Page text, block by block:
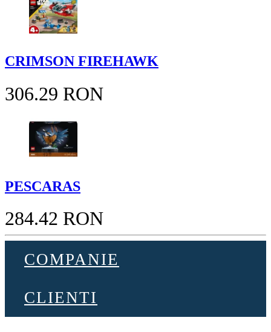
CRIMSON FIREHAWK
306.29 RON
PESCARAS
284.42 RON
COMPANIE
CLIENTI